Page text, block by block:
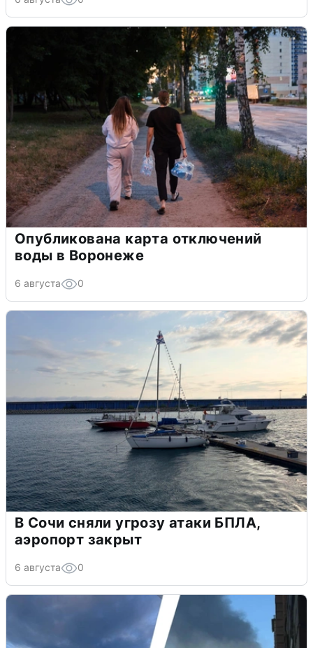
Опубликована карта отключений
воды в Воронеже
6 августа 0
В Сочи сняли угрозу атаки БПЛА,
аэропорт закрыт
6 августа 0